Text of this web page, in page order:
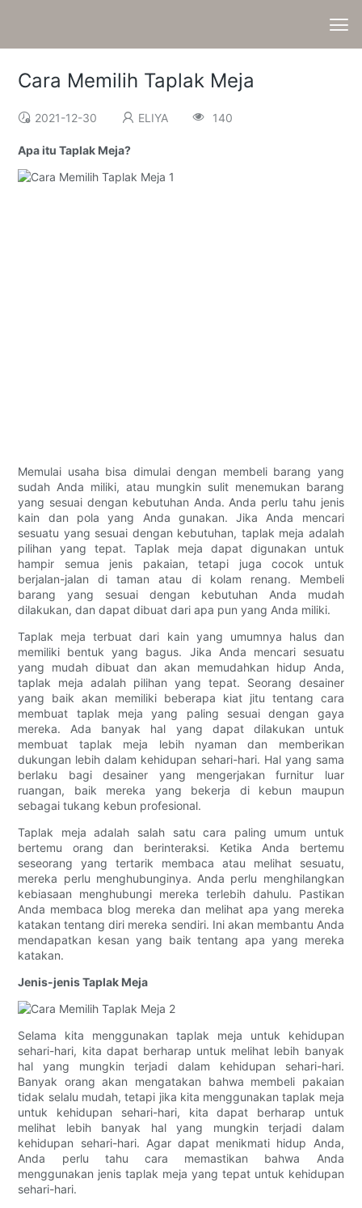
Cara Memilih Taplak Meja
2021-12-30 ELIYA 140
Apa itu Taplak Meja?
Memulai usaha bisa dimulai dengan membeli barang yang
sudah Anda miliki, atau mungkin sulit menemukan barang
yang sesuai dengan kebutuhan Anda. Anda perlu tahu jenis
kain dan pola yang Anda gunakan. Jika Anda mencari
sesuatu yang sesuai dengan kebutuhan, taplak meja adalah
pilihan yang tepat. Taplak meja dapat digunakan untuk
hampir semua jenis pakaian, tetapi juga cocok untuk
berjalan-jalan di taman atau di kolam renang. Membeli
barang yang sesuai dengan kebutuhan Anda mudah
dilakukan, dan dapat dibuat dari apa pun yang Anda miliki.
Taplak meja terbuat dari kain yang umumnya halus dan
memiliki bentuk yang bagus. Jika Anda mencari sesuatu
yang mudah dibuat dan akan memudahkan hidup Anda,
taplak meja adalah pilihan yang tepat. Seorang desainer
yang baik akan memiliki beberapa kiat jitu tentang cara
membuat taplak meja yang paling sesuai dengan gaya
mereka. Ada banyak hal yang dapat dilakukan untuk
membuat taplak meja lebih nyaman dan memberikan
dukungan lebih dalam kehidupan sehari-hari. Hal yang sama
berlaku bagi desainer yang mengerjakan furnitur luar
ruangan, baik mereka yang bekerja di kebun maupun
sebagai tukang kebun profesional.
Taplak meja adalah salah satu cara paling umum untuk
bertemu orang dan berinteraksi. Ketika Anda bertemu
seseorang yang tertarik membaca atau melihat sesuatu,
mereka perlu menghubunginya. Anda perlu menghilangkan
kebiasaan menghubungi mereka terlebih dahulu. Pastikan
Anda membaca blog mereka dan melihat apa yang mereka
katakan tentang diri mereka sendiri. Ini akan membantu Anda
mendapatkan kesan yang baik tentang apa yang mereka
katakan.
Jenis-jenis Taplak Meja
Selama kita menggunakan taplak meja untuk kehidupan
sehari-hari, kita dapat berharap untuk melihat lebih banyak
hal yang mungkin terjadi dalam kehidupan sehari-hari.
Banyak orang akan mengatakan bahwa membeli pakaian
tidak selalu mudah, tetapi jika kita menggunakan taplak meja
untuk kehidupan sehari-hari, kita dapat berharap untuk
melihat lebih banyak hal yang mungkin terjadi dalam
kehidupan sehari-hari. Agar dapat menikmati hidup Anda,
Anda perlu tahu cara memastikan bahwa Anda
menggunakan jenis taplak meja yang tepat untuk kehidupan
sehari-hari.